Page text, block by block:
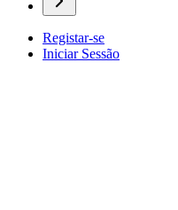
Registar-se
Iniciar Sessão